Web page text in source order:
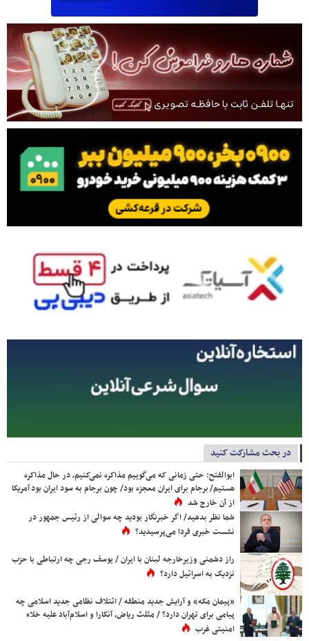
در بحث مشارکت کنید
ابوالفتح: حتی زمانی که می‌گوییم مذاکره نمی‌کنیم، در حال مذاکره
هستیم/ برجام برای ایران معجزه بود/ چون برجام به سود ایران بود آمریکا
از آن خارج شد
شما نظر بدهید/ اگر خبرنگار بودید چه سوالی از رئیس جمهور در
نشست خبری فردا می‌پرسیدید؟
راز دشمنی وزیرخارجه لبنان با ایران / یوسف رجی چه ارتباطی با حزب
نزدیک به اسرائیل دارد؟
«پیمان مکه» و آرایش جدید منطقه / ائتلاف نظامی جدید اسلامی چه
پیامی برای تهران دارد؟ / مثلث ریاض، آنکارا و اسلام‌آباد علیه خلاء
امنیتی غرب